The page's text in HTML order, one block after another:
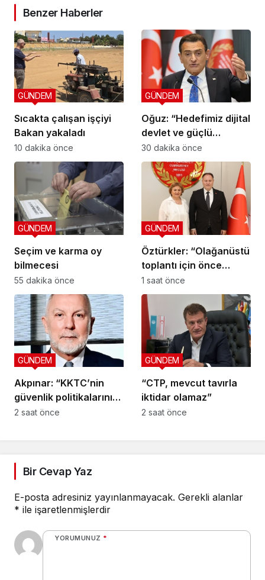
Benzer Haberler
Sıcakta çalışan işçiyi
Bakan yakaladı
GÜNDEM
10 dakika önce
Oğuz: “Hedefimiz dijital
devlet ve güçlü
kurumlar”
GÜNDEM
30 dakika önce
Seçim ve karma oy
bilmecesi
GÜNDEM
55 dakika önce
Öztürkler: “Olağanüstü
toplantı için önce
komiteler gerekli
kararları üretmeli”
GÜNDEM
1 saat önce
Akpınar: “KKTC’nin
güvenlik politikalarını
bütüncül bir yaklaşımla
GÜNDEM
2 saat önce
“CTP, mevcut tavırla
iktidar olamaz”
GÜNDEM
2 saat önce
Bir Cevap Yaz
E-posta adresiniz yayınlanmayacak. Gerekli alanlar
* ile işaretlenmişlerdir
YORUMUNUZ *